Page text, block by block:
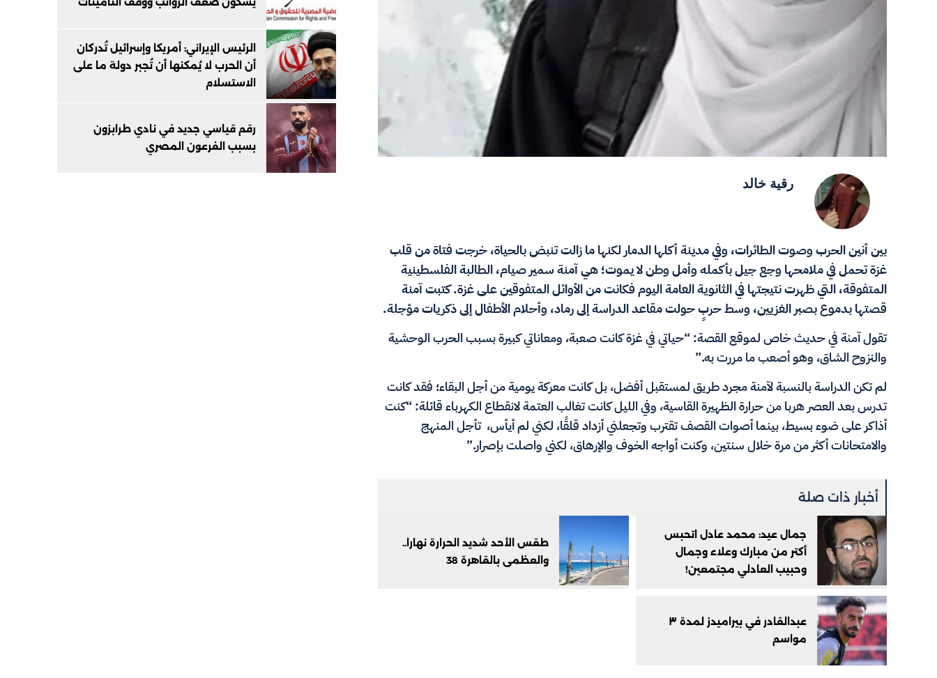
رقية خالد
بين أنين الحرب وصوت الطائرات، وفي مدينة أكلها الدمار لكنها ما زالت تنبض بالحياة، خرجت فتاة من قلب
غزة تحمل في ملامحها وجع جيل بأكمله وأمل وطن لا يموت؛ هي آمنة سمير صيام، الطالبة الفلسطينية
المتفوقة، التي ظهرت نتيجتها في الثانوية العامة اليوم فكانت من الأوائل المتفوقين على غزة. كتبت آمنة
قصتها بدموع بصبر الغزيين، وسط حربٍ حولت مقاعد الدراسة إلى رماد، وأحلام الأطفال إلى ذكريات مؤجلة.
تقول آمنة في حديث خاص لموقع القصة: “حياتي في غزة كانت صعبة، ومعاناتي كبيرة بسبب الحرب الوحشية
والنزوح الشاق، وهو أصعب ما مررت به.”
لم تكن الدراسة بالنسبة لآمنة مجرد طريق لمستقبل أفضل، بل كانت معركة يومية من أجل البقاء؛ فقد كانت
تدرس بعد العصر هربا من حرارة الظهيرة القاسية، وفي الليل كانت تغالب العتمة لانقطاع الكهرباء قائلة: “كنت
أذاكر على ضوء بسيط، بينما أصوات القصف تقترب وتجعلني أزداد قلقًا، لكني لم أيأس، تأجل المنهج
والامتحانات أكثر من مرة خلال سنتين، وكنت أواجه الخوف والإرهاق، لكني واصلت بإصرار.”
أخبار ذات صلة
جمال عيد: محمد عادل اتحبس
أكتر من مبارك وعلاء وجمال
وحبيب العادلي مجتمعين!
طقس الأحد شديد الحرارة نهارا..
والعظمى بالقاهرة 38
عبدالقادر في بيراميدز لمدة ٣
مواسم
الرئيس الإيراني: أمريكا وإسرائيل تُدركان
أن الحرب لا يُمكنها أن تُجبر دولة ما على
الاستسلام
رقم قياسي جديد في نادي طرابزون
بسبب الفرعون المصري